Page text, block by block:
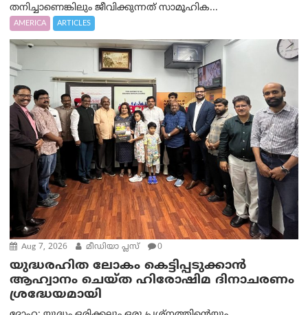
തനിച്ചാണെങ്കിലും ജീവിക്കുന്നത് സാമൂഹിക...
AMERICA ARTICLES
Aug 7, 2026 മീഡിയാ പ്ലസ് 0
യുദ്ധരഹിത ലോകം കെട്ടിപ്പടുക്കാന്‍
ആഹ്വാനം ചെയ്ത ഹിരോഷിമ ദിനാചരണം
ശ്രദ്ധേയമായി